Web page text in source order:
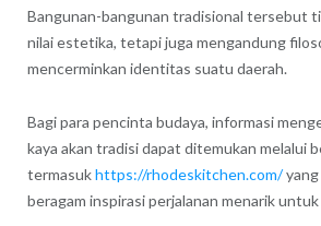
Bangunan-bangunan tradisional tersebut
nilai estetika, tetapi juga mengandung
mencerminkan identitas suatu daerah.
Bagi para pencinta budaya, informasi
kaya akan tradisi dapat ditemukan melalui
termasukhttps://rhodeskitchen.com/yang
beragam inspirasi perjalanan menarik untuk